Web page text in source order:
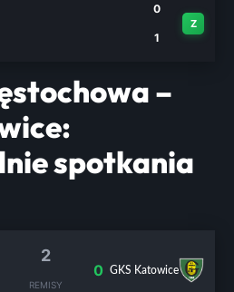
0
1
Z
–
spotkania
2
REMISY
0 GKS Katowice